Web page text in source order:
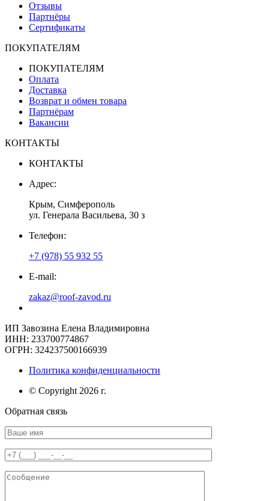
Отзывы
Партнёры
Сертификаты
ПОКУПАТЕЛЯМ
ПОКУПАТЕЛЯМ
Оплата
Доставка
Возврат и обмен товара
Партнёрам
Вакансии
КОНТАКТЫ
КОНТАКТЫ
Адрес:
Крым, Симферополь
ул. Генерала Васильева, 30 з
Телефон:
+7 (978) 55 932 55
E-mail:
zakaz@roof-zavod.ru
ИП Завозина Елена Владимировна
ИНН: 233700774867
ОГРН: 324237500166939
Политика конфиденциальности
© Copyright 2026 г.
Обратная связь